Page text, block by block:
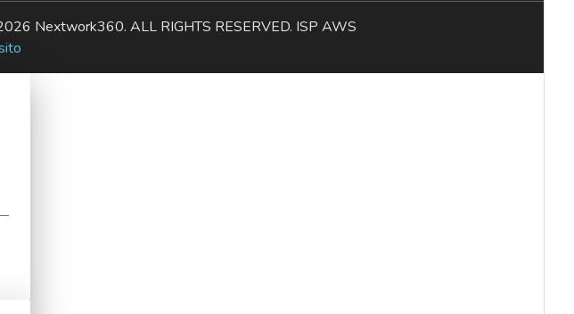
Nextwork360. ALL RIGHTS RESERVED. ISP AWS